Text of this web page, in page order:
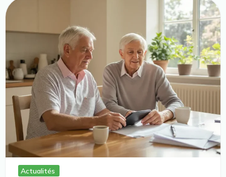
Actualités